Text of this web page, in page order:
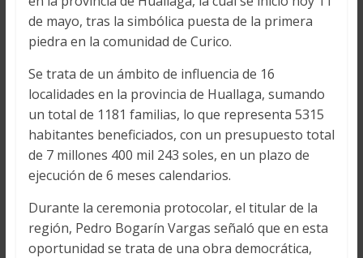
de mayo, tras la simbólica puesta de la primera
piedra en la comunidad de Curico.
Se trata de un ámbito de influencia de 16
localidades en la provincia de Huallaga, sumando
un total de 1181 familias, lo que representa 5315
habitantes beneficiados, con un presupuesto total
de 7 millones 400 mil 243 soles, en un plazo de
ejecución de 6 meses calendarios.
Durante la ceremonia protocolar, el titular de la
región, Pedro Bogarín Vargas señaló que en esta
oportunidad se trata de una obra democrática,